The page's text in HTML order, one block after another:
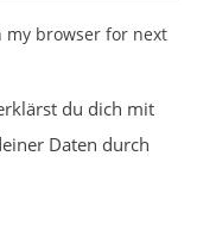
my browser for next
du dich mit
Daten durch